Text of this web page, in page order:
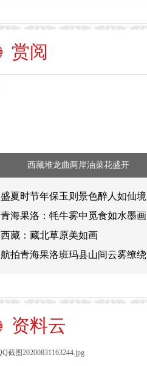
赏阅
西藏堆龙曲两岸油菜花盛开
盛夏时节年保玉则景色醉人如仙境
青海果洛：牦牛雾中觅食如水墨画
西藏：藏北草原美如画
航拍青海果洛班玛县山间云雾缭绕
资料云